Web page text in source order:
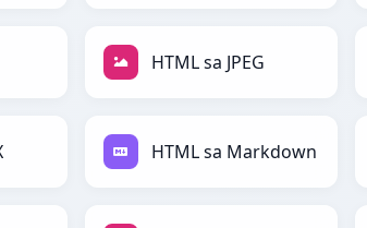
HTML sa JPEG
HTML sa Markdown